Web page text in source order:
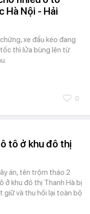
Hà Nội - Hải
xe đầu kéo đang
thì lửa bùng lên từ
0
tô ở khu đô thị
án, tên trộm tháo 2
ở khu đô thị Thanh Hà bị
giữ và thu hồi lại toàn bộ